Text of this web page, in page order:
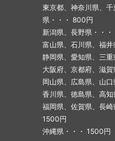
東京都、神奈川県、
県・・・ 800円
新潟県、長野県・・
富山県、石川県、福
静岡県、愛知県、三
大阪府、京都府、滋
岡山県、広島県、山
香川県、徳島県、高
福岡県、佐賀県、長
1500円
沖縄県・・・ 1500円